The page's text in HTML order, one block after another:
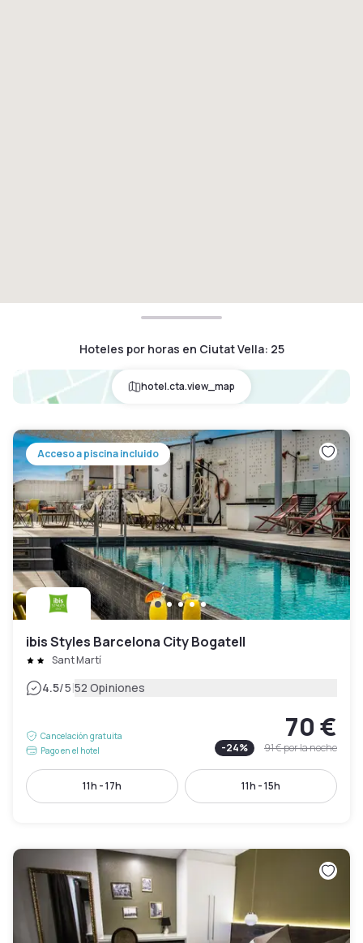
Hoteles por horas en Ciutat Vella: 25
hotel.cta.view_map
Acceso a piscina incluido
ibis Styles Barcelona City Bogatell
Sant Martí
4.5/5|52 Opiniones
Cancelación gratuita
Pago en el hotel
70 €
-24% 91 €por la noche
11h - 17h 11h - 15h